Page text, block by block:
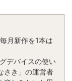
月新作を1本は
デバイスの使い
さき」の運営者